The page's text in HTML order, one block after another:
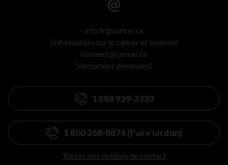
info.fr@cancer.ca
(information sur le cancer et soutien)
connect@cancer.ca
(demandes générales)
1 888 939-3333
1 800 268-8874 (Faire un don)
Toutes nos options de contact